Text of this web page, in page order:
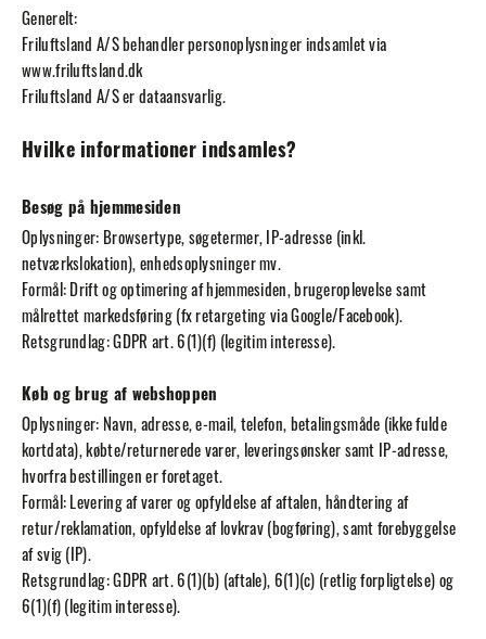
Generelt:
Friluftsland A/S behandler personoplysninger indsamlet via
www.friluftsland.dk
Friluftsland A/S er dataansvarlig.
Hvilke informationer indsamles?
Besøg på hjemmesiden
Oplysninger: Browsertype, søgetermer, IP-adresse (inkl.
netværkslokation), enhedsoplysninger mv.
Formål: Drift og optimering af hjemmesiden, brugeroplevelse samt
målrettet markedsføring (fx retargeting via Google/Facebook).
Retsgrundlag: GDPR art. 6(1)(f) (legitim interesse).
Køb og brug af webshoppen
Oplysninger: Navn, adresse, e-mail, telefon, betalingsmåde (ikke fulde
kortdata), købte/returnerede varer, leveringsønsker samt IP-adresse,
hvorfra bestillingen er foretaget.
Formål: Levering af varer og opfyldelse af aftalen, håndtering af
retur/reklamation, opfyldelse af lovkrav (bogføring), samt forebyggelse
af svig (IP).
Retsgrundlag: GDPR art. 6(1)(b) (aftale), 6(1)(c) (retlig forpligtelse) og
6(1)(f) (legitim interesse).